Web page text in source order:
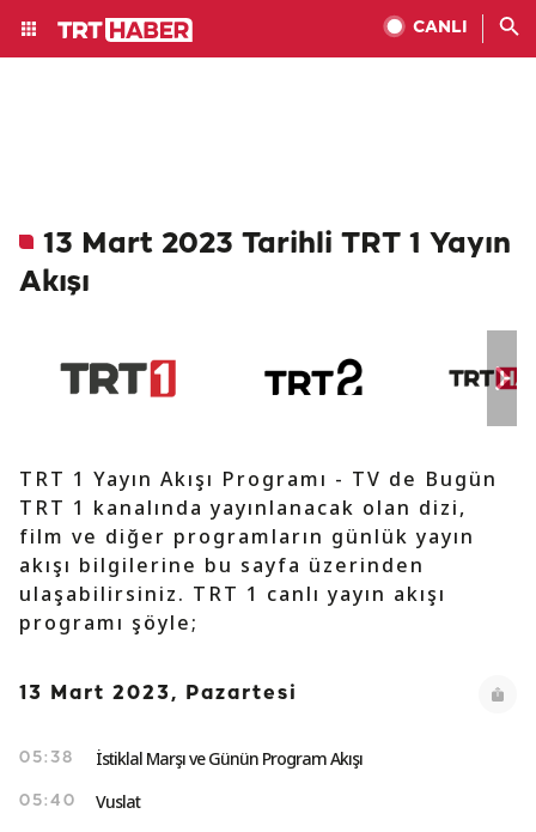
CANLI
13 Mart 2023 Tarihli TRT 1 Yayın
Akışı
TRT 1 Yayın Akışı Programı - TV de Bugün
TRT 1 kanalında yayınlanacak olan dizi,
film ve diğer programların günlük yayın
akışı bilgilerine bu sayfa üzerinden
ulaşabilirsiniz. TRT 1 canlı yayın akışı
programı şöyle;
13 Mart 2023, Pazartesi
05:38 İstiklal Marşı ve Günün Program Akışı
05:40 Vuslat